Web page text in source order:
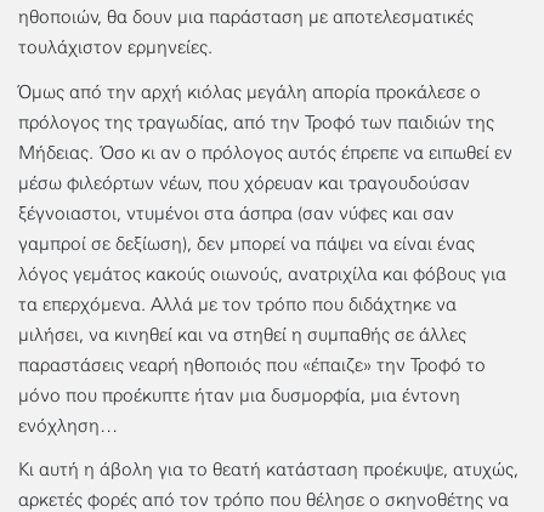
ηθοποιών, θα δουν μια παράσταση με αποτελεσματικές
τουλάχιστον ερμηνείες.
Όμως από την αρχή κιόλας μεγάλη απορία προκάλεσε ο
πρόλογος της τραγωδίας, από την Τροφό των παιδιών της
Μήδειας. Όσο κι αν ο πρόλογος αυτός έπρεπε να ειπωθεί εν
μέσω φιλεόρτων νέων, που χόρευαν και τραγουδούσαν
ξέγνοιαστοι, ντυμένοι στα άσπρα (σαν νύφες και σαν
γαμπροί σε δεξίωση), δεν μπορεί να πάψει να είναι ένας
λόγος γεμάτος κακούς οιωνούς, ανατριχίλα και φόβους για
τα επερχόμενα. Αλλά με τον τρόπο που διδάχτηκε να
μιλήσει, να κινηθεί και να στηθεί η συμπαθής σε άλλες
παραστάσεις νεαρή ηθοποιός που «έπαιζε» την Τροφό το
μόνο που προέκυπτε ήταν μια δυσμορφία, μια έντονη
ενόχληση…
Κι αυτή η άβολη για το θεατή κατάσταση προέκυψε, ατυχώς,
αρκετές φορές από τον τρόπο που θέλησε ο σκηνοθέτης να